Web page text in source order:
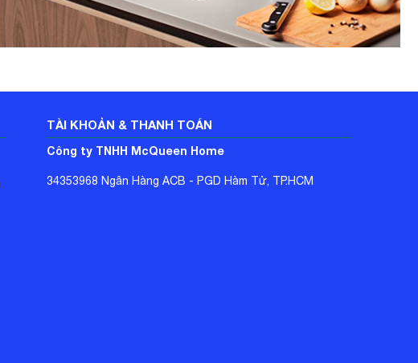
TÀI KHOẢN & THANH TOÁN
Công ty TNHH McQueen Home
34353968 Ngân Hàng ACB - PGD Hàm Tử, TP.HCM